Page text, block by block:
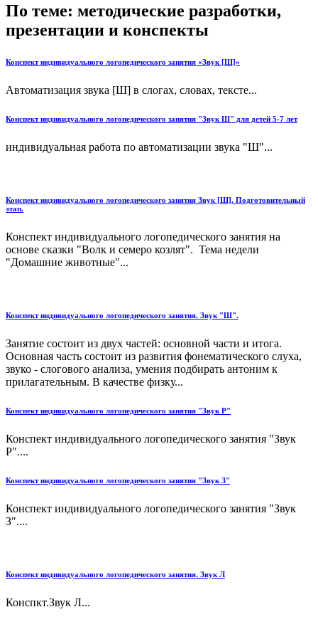
По теме: методические разработки,
презентации и конспекты
Конспект индивидуального логопедического занятия «Звук [Ш]»
Автоматизация звука [Ш] в слогах, словах, тексте...
Конспект индивидуального логопедического занятия "Звук Ш" для детей 5-7 лет
индивидуальная работа по автоматизации звука "Ш"...
Конспект индивидуального логопедического занятия Звук [Ш]. Подготовительный
этап.
Конспект индивидуального логопедического занятия на
основе сказки "Волк и семеро козлят". Тема недели
"Домашние животные"...
Конспект индивидуального логопедического занятия. Звук "Ш".
Занятие состоит из двух частей: основной части и итога.
Основная часть состоит из развития фонематического слуха,
звуко - слогового анализа, умения подбирать антоним к
прилагательным. В качестве физку...
Конспект индивидуального логопедического занятия "Звук Р"
Конспект индивидуального логопедического занятия "Звук
Р"....
Конспект индивидуального логопедического занятия "Звук З"
Конспект индивидуального логопедического занятия "Звук
З"....
Конспект индивидуального логопедического занятия. Звук Л
Конспкт.Звук Л...